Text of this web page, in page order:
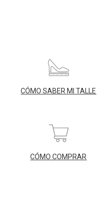
CÓMO SABER MI TALLE
CÓMO COMPRAR